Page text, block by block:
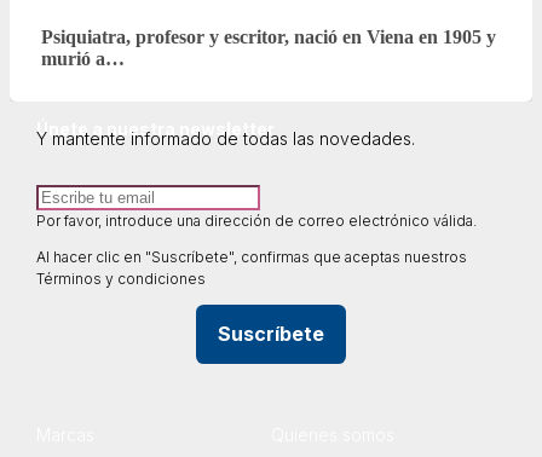
Psiquiatra, profesor y escritor, nació en Viena en 1905 y
murió a…
Únete a nuestra newsletter
Y mantente informado de todas las novedades.
Por favor, introduce una dirección de correo electrónico válida.
Al hacer clic en "Suscríbete", confirmas que aceptas nuestros
Términos y condiciones
Suscríbete